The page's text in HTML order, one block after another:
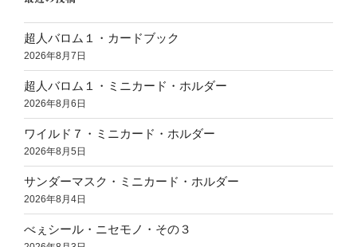
超人バロム１・カードブック
2026年8月7日
超人バロム１・ミニカード・ホルダー
2026年8月6日
ワイルド７・ミニカード・ホルダー
2026年8月5日
サンダーマスク・ミニカード・ホルダー
2026年8月4日
べぇシール・ニセモノ・その３